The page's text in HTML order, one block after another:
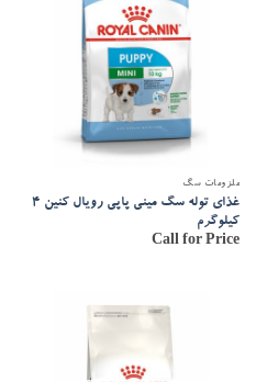
ملزومات سگ
غذای توله سگ مینی پاپی رویال کنین 4
کیلوگرم
Call for Price